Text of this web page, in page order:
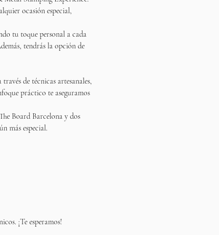
ocasión especial,
tu toque personal a cada
tendrás la opción de
de técnicas artesanales,
práctico te aseguramos
Board Barcelona y dos
más especial.
¡Te esperamos!